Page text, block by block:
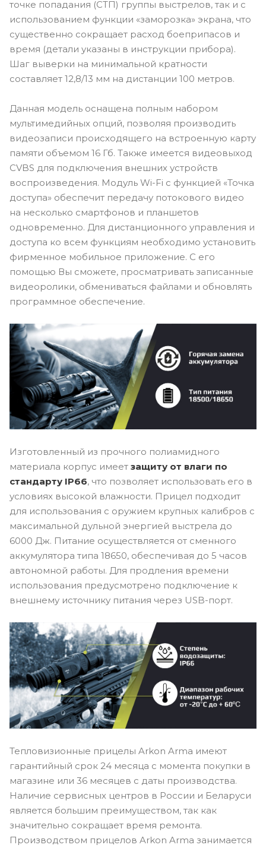
точке попадания (СТП) группы выстрелов, так и с
использованием функции «заморозка» экрана, что
существенно сокращает расход боеприпасов и
время (детали указаны в инструкции прибора).
Шаг выверки на минимальной кратности
составляет 12,8/13 мм на дистанции 100 метров.
Данная модель оснащена полным набором
мультимедийных опций, позволяя производить
видеозаписи происходящего на встроенную карту
памяти объемом 16 Гб. Также имеется видеовыход
CVBS для подключения внешних устройств
воспроизведения. Модуль Wi-Fi с функцией «Точка
доступа» обеспечит передачу потокового видео
на несколько смартфонов и планшетов
одновременно. Для дистанционного управления и
доступа ко всем функциям необходимо установить
фирменное мобильное приложение. С его
помощью Вы сможете, просматривать записанные
видеоролики, обмениваться файлами и обновлять
программное обеспечение.
Изготовленный из прочного полиамидного
материала корпус имеет защиту от влаги по
стандарту IP66, что позволяет использовать его в
условиях высокой влажности. Прицел подходит
для использования с оружием крупных калибров с
максимальной дульной энергией выстрела до
6000 Дж. Питание осуществляется от сменного
аккумулятора типа 18650, обеспечивая до 5 часов
автономной работы. Для продления времени
использования предусмотрено подключение к
внешнему источнику питания через USB-порт.
Тепловизионные прицелы Arkon Arma имеют
гарантийный срок 24 месяца с момента покупки в
магазине или 36 месяцев с даты производства.
Наличие сервисных центров в России и Беларуси
является большим преимуществом, так как
значительно сокращает время ремонта.
Производством прицелов Arkon Arma занимается